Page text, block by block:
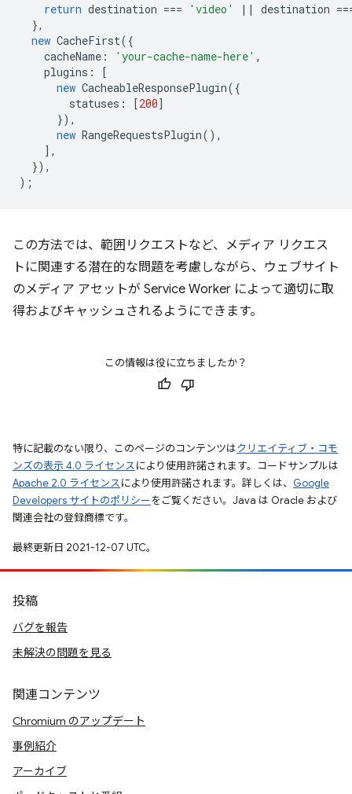
return destination === 'video' || destination
},
new CacheFirst({
cacheName : 'your-cache-name-here' ,
plugins :
[
new CacheableResponsePlugin({
statuses : [200]
}),
new RangeRequestsPlugin(),
],
}),
);
この方法では、範囲リクエストなど、メディア リクエス
トに関連する潜在的な問題を考慮しながら、ウェブサイト
のメディア アセットが Service Worker によって適切に取
得およびキャッシュされるようにできます。
この情報は役に立ちましたか？
特に記載のない限り、このページのコンテンツはクリエイティブ・コモ
ンズの表示 4.0 ライセンスにより使用許諾されます。コードサンプルは
Apache 2.0 ライセンスにより使用許諾されます。詳しくは、 Google
Developers サイトのポリシーをご覧ください。Java は Oracle および
関連会社の登録商標です。
最終更新日 2021-12-07 UTC。
投稿
バグを報告
未解決の問題を見る
関連コンテンツ
Chromium のアップデート
事例紹介
アーカイブ